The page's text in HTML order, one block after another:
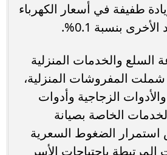
طفيفة في أسعار الكهرباء
بنسبة 0.1%.
والخدمات المنزلية
شملت المفروشات المنزلية،
والأدوات الزجاجية وأدوات
الخاصة بصيانة
استمرار الضغوط السعرية
باحتياجات الأسر